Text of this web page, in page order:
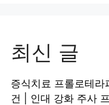
최신 글
증식치료 프롤로테라
건 | 인대 강화 주사